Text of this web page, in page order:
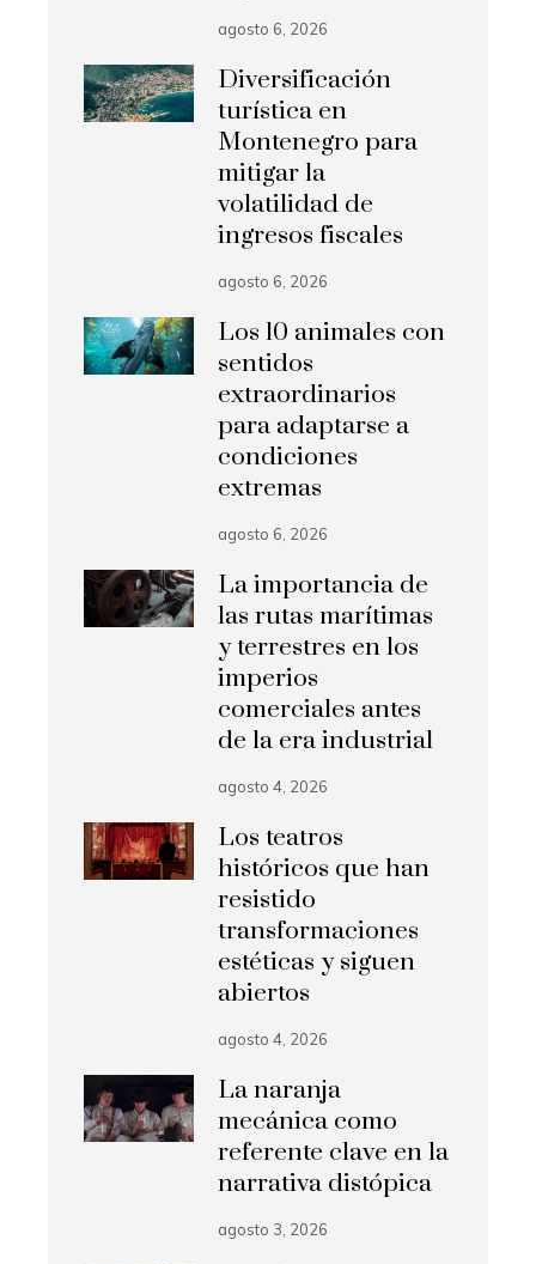
agosto 6, 2026
Diversificación
turística en
Montenegro para
mitigar la
volatilidad de
ingresos fiscales
agosto 6, 2026
Los 10 animales con
sentidos
extraordinarios
para adaptarse a
condiciones
extremas
agosto 6, 2026
La importancia de
las rutas marítimas
y terrestres en los
imperios
comerciales antes
de la era industrial
agosto 4, 2026
Los teatros
históricos que han
resistido
transformaciones
estéticas y siguen
abiertos
agosto 4, 2026
La naranja
mecánica como
referente clave en la
narrativa distópica
agosto 3, 2026